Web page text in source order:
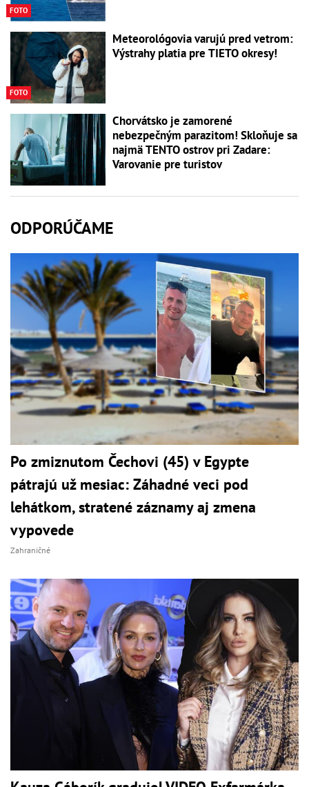
FOTO
FOTO
Meteorológovia varujú pred vetrom:
Výstrahy platia pre TIETO okresy!
Chorvátsko je zamorené
nebezpečným parazitom! Skloňuje sa
najmä TENTO ostrov pri Zadare:
Varovanie pre turistov
ODPORÚČAME
Po zmiznutom Čechovi (45) v Egypte
pátrajú už mesiac: Záhadné veci pod
lehátkom, stratené záznamy aj zmena
vypovede
Zahraničné